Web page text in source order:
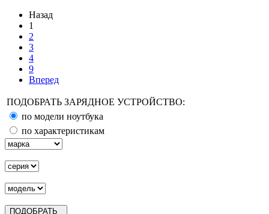
Назад
1
2
3
4
9
Вперед
ПОДОБРАТЬ ЗАРЯДНОЕ УСТРОЙСТВО:
по модели ноутбука
по характеристикам